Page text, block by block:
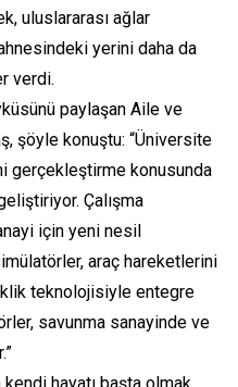
uluslararası ağlar
yerini daha da
verdi.
paylaşan Aile ve
şöyle konuştu: “Üniversite
gerçekleştirme konusunda
Çalışma
için yeni nesil
araç hareketlerini
teknolojisiyle entegre
savunma sanayinde ve